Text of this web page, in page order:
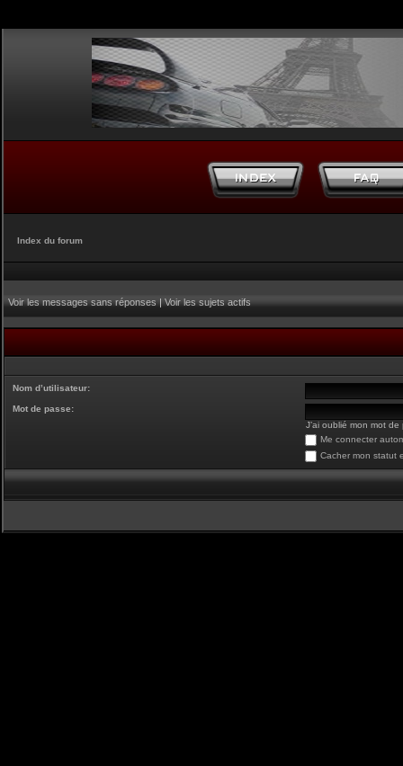
Index du forum
Voir les messages sans réponses|Voir les sujets actifs
Nom d’utilisateur:
Mot de passe:
J’ai oublié mon mot de
Me connecter
Cacher mon statut